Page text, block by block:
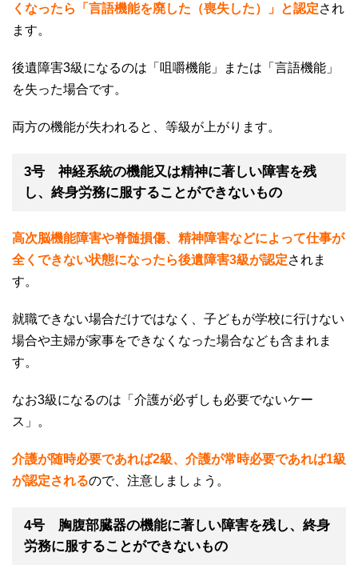
くなったら「言語機能を廃した（喪失した）」と認定され
ます。
後遺障害3級になるのは「咀嚼機能」または「言語機能」
を失った場合です。
両方の機能が失われると、等級が上がります。
3号 神経系統の機能又は精神に著しい障害を残
し、終身労務に服することができないもの
高次脳機能障害や脊髄損傷、精神障害などによって仕事が
全くできない状態になったら後遺障害3級が認定されま
す。
就職できない場合だけではなく、子どもが学校に行けない
場合や主婦が家事をできなくなった場合なども含まれま
す。
なお3級になるのは「介護が必ずしも必要でないケー
ス」。
介護が随時必要であれば2級、介護が常時必要であれば1級
が認定されるので、注意しましょう。
4号 胸腹部臓器の機能に著しい障害を残し、終身
労務に服することができないもの